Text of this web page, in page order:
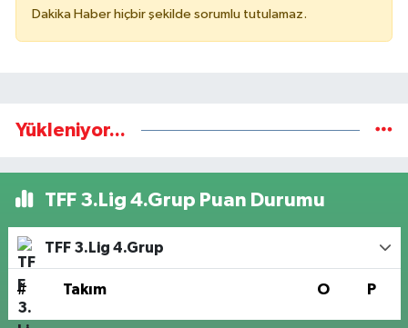
Dakika Haber hiçbir şekilde sorumlu tutulamaz.
Yükleniyor...
TFF 3.Lig 4.Grup Puan Durumu
TFF 3.Lig 4.Grup
# Takım O P